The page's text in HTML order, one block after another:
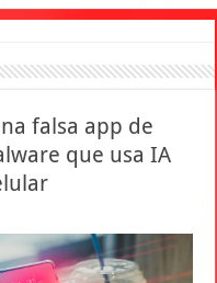
falsa app de
que usa IA